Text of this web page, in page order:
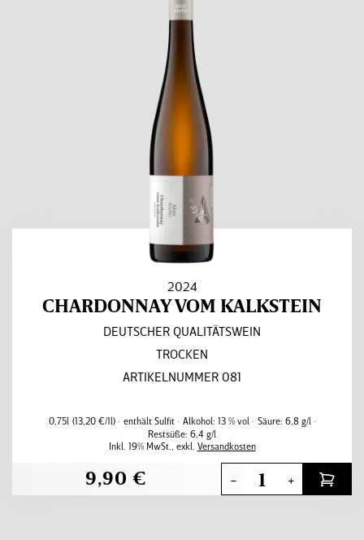
2024
CHARDONNAY VOM KALKSTEIN
DEUTSCHER QUALITÄTSWEIN
TROCKEN
ARTIKELNUMMER 081
0,75l (13,20 €/1l) enthält Sulfit Alkohol: 13 % vol Säure: 6,8 g/l
Restsüße: 6,4 g/l
9,90 €
Inkl. 19% MwSt. exkl. Versandkosten
- +